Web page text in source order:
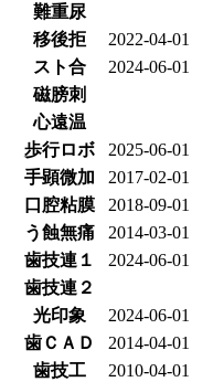
難重尿
移後拒
2022-04-01
スト合
2024-06-01
磁膀刺
心遠温
歩行ロボ
2025-06-01
手顕微加
2017-02-01
口腔粘膜
2018-09-01
う蝕無痛
2014-03-01
歯技連１
2024-06-01
歯技連２
光印象
2024-06-01
歯ＣＡＤ
2014-04-01
歯技工
2010-04-01